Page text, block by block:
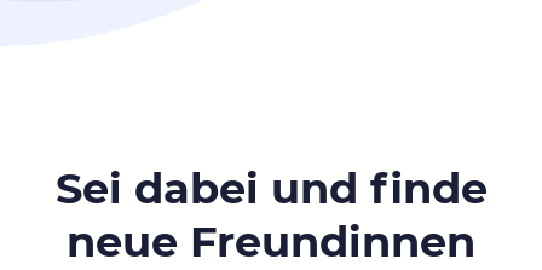
Sei dabei und finde
neue Freundinnen